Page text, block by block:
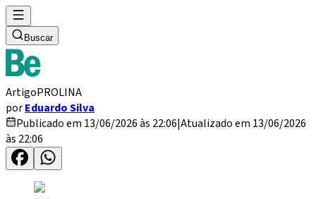
Buscar
ArtigoPROLINA
porEduardo Silva
Publicado em 13/06/2026 às 22:06|Atualizado em 13/06/2026
às 22:06